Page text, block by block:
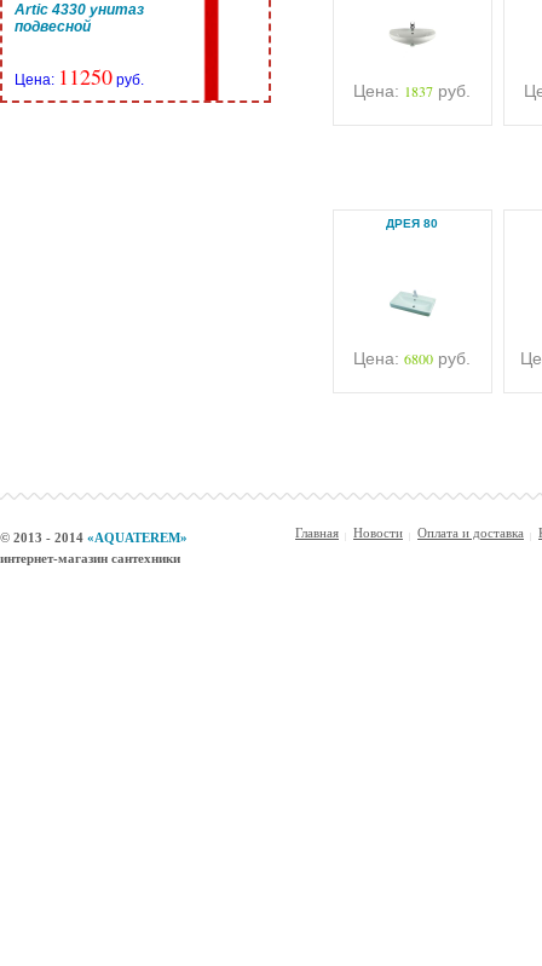
Artic 4330 унитаз
подвесной
Цена: 11250 руб.
Цена: 1837 руб.
ДРЕЯ 80
Цена: 6800 руб.
© 2013 - 2014 «AQUATEREM»
интернет-магазин сантехники
Главная Новости Оплата и доставка